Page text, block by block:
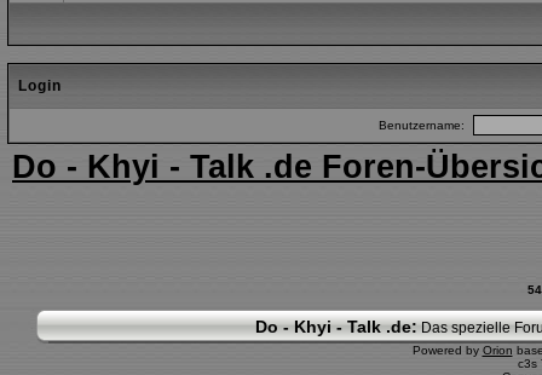
Login
Benutzername:
Do - Khyi - Talk .de Foren-
Do - Khyi - Talk .de: Das spezielle
Powered by Orion
c3s